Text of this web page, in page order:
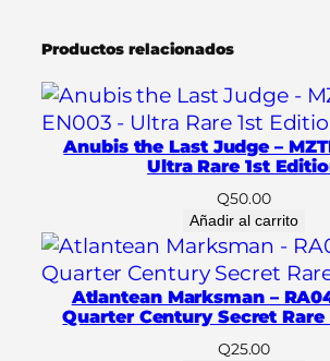
a
r
t
o
t
Productos relacionados
Anubis the Last Judge –
Ultra Rare 1st
Q50.00
Añadir al carrito
Atlantean Marksman –
Quarter Century Secret Rare
Q25.00